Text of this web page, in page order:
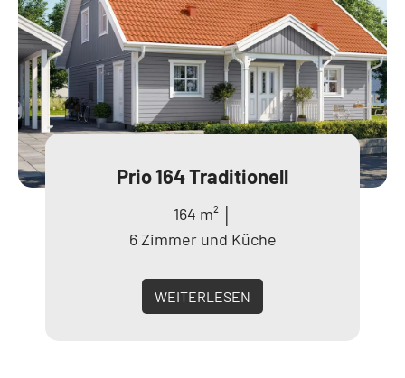
Prio 164 Traditionell
164 m² │
6 Zimmer und Küche
WEITERLESEN